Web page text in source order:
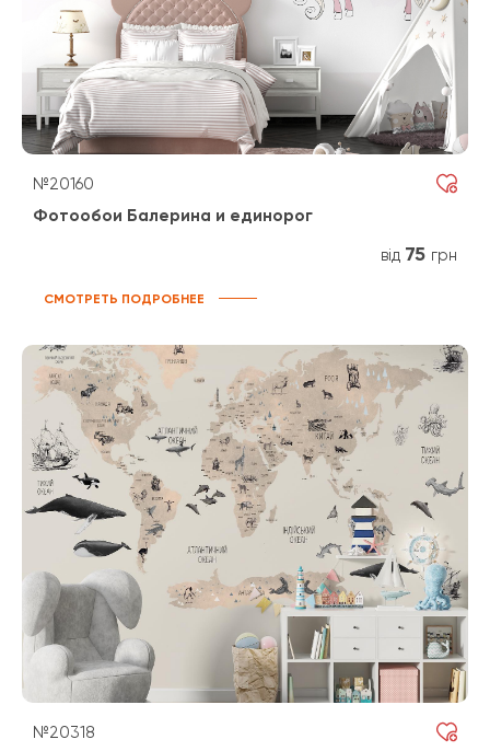
№20160
Фотообои Балерина и единорог
від 75 грн
СМОТРЕТЬ ПОДРОБНЕЕ
№20318